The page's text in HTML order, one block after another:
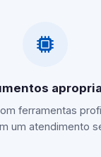
ferramentas
um atendimento